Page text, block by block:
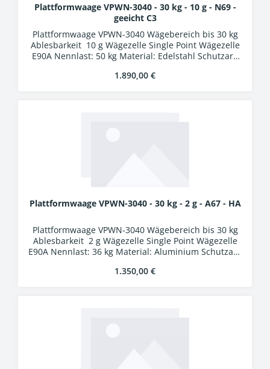
Plattformwaage VPWN-3040 - 30 kg - 10 g - N69 -
geeicht C3
Plattformwaage VPWN-3040 Wägebereich bis 30 kg
Ablesbarkeit 10 g Wägezelle Single Point Wägezelle
E90A Nennlast: 50 kg Material: Edelstahl Schutzart:
Schutzart IP54 LCD-Display, Ziffernhöhe 25 mm 24
Regulärer Preis:
1.890,00 €
Plattformwaage VPWN-3040 - 30 kg - 2 g - A67 - HA
Plattformwaage VPWN-3040 Wägebereich bis 30 kg
Ablesbarkeit 2 g Wägezelle Single Point Wägezelle
E90A Nennlast: 36 kg Material: Aluminium Schutzart:
Schutzart IP54 LCD-Display, Ziffernhöhe 25 mm 24
Regulärer Preis:
1.350,00 €